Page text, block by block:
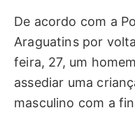
De acordo com a
Araguatins por
feira, 27, um
assediar uma
masculino com a